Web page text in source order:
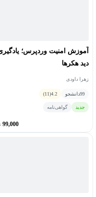
آموزش امنیت وردپرس؛
دید هکرها
زهرا داودی
99دانشجو 4.2
(11)
جدید گواهی‌نامه
99,000